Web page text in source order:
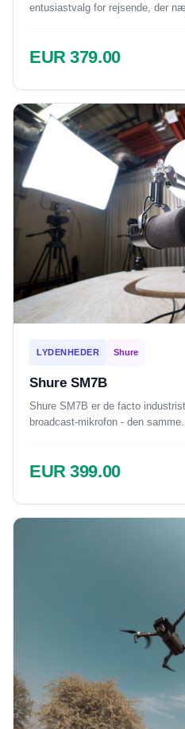
entusiastvalg for rejsende, der
EUR 379.00
LYDENHEDER Shure
Shure SM7B
Shure SM7B er de facto
broadcast-mikrofon - den samme...
EUR 399.00